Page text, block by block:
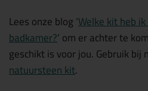
Lees onze blog ‘Welke kit heb
badkamer?’ om er achter te
geschikt is voor jou. Gebruik
natuursteen kit.